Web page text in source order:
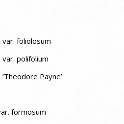
var. foliolosum
polifolium
Payne’
formosum